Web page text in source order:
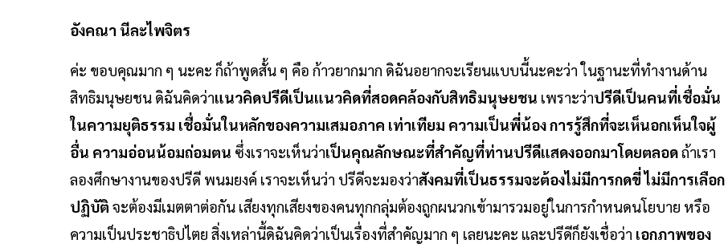
อังคณา นีละไพจิตร
ค่ะ ขอบคุณมาก ๆ นะคะ ก็ถ้าพูดสั้น ๆ คือ ก้าวยากมาก ดิฉันอยากจะเรียนแบบนี้นะคะว่า ในฐานะที่ทำงานด้าน
สิทธิมนุษยชน ดิฉันคิดว่าแนวคิดปรีดีเป็นแนวคิดที่สอดคล้องกับสิทธิมนุษยชน เพราะว่าปรีดีเป็นคนที่เชื่อมั่น
ในความยุติธรรม เชื่อมั่นในหลักของความเสมอภาค เท่าเทียม ความเป็นพี่น้อง การรู้สึกที่จะเห็นอกเห็นใจผู้
อื่น ความอ่อนน้อมถ่อมตน ซึ่งเราจะเห็นว่าเป็นคุณลักษณะที่สำคัญที่ท่านปรีดีแสดงออกมาโดยตลอดถ้าเรา
ลองศึกษางานของปรีดี พนมยงค์ เราจะเห็นว่า ปรีดีจะมองว่าสังคมที่เป็นธรรมจะต้องไม่มีการกดขี่ ไม่มีการเลือก
ปฏิบัติ จะต้องมีเมตตาต่อกัน เสียงทุกเสียงของคนทุกกลุ่มต้องถูกผนวกเข้ามารวมอยู่ในการกำหนดนโยบาย หรือ
ความเป็นประชาธิปไตย สิ่งเหล่านี้ดิฉันคิดว่าเป็นเรื่องที่สำคัญมาก ๆ เลยนะคะ และปรีดีก็ยังเชื่อว่า เอกภาพของ